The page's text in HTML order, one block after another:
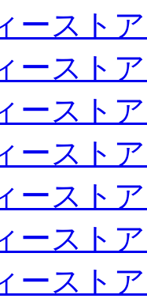
ースト
ースト
ースト
ースト
ースト
ースト
ースト